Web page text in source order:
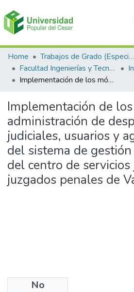
Communities & Collections
All of DSpace
Home Trabajos de Grado (Especializaciones y Pregrados)
Facultad Ingenierías y Tecnologías
Implementación de los módulos de administración de despachos judiciales, usuarios y agendamiento del sistema de gestión de audiencias del centro de servicios judicial de los juzgados penales de Valledupar
Implementación de
administración de
judiciales, usuarios y
del sistema de
del centro de
juzgados penales de
No